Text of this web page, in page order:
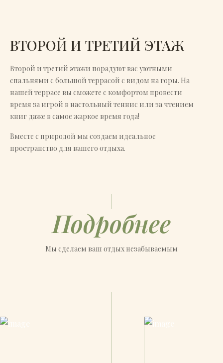
ВТОРОЙ И ТРЕТИЙ ЭТАЖ
Второй и третий этажи порадуют вас уютными
спальнями с большой террасой с видом на горы. На
нашей террасе вы сможете с комфортом провести
время за игрой в настольный теннис или за чтением
книг даже в самое жаркое время года!
Вместе с природой мы создаем идеальное
пространство для вашего отдыха.
Подробнее
Мы сделаем ваш отдых незабываемым